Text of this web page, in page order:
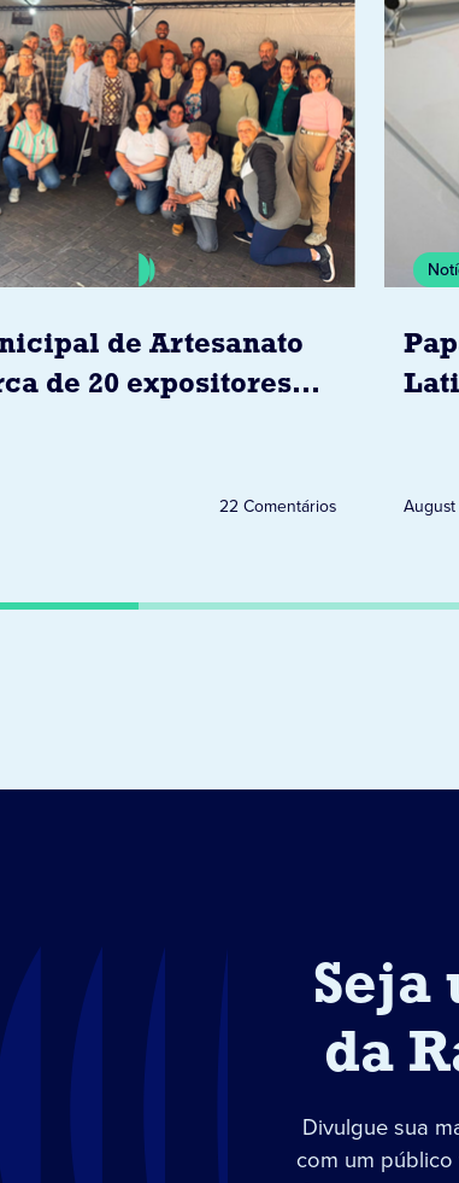
de Artesanato
de 20 expositores
22 Comentários
Seja
da
Divulgue sua
com um